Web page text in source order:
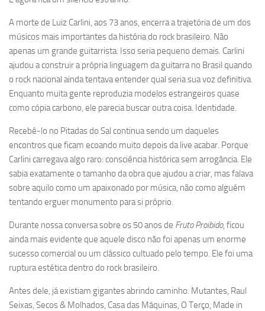
A morte de Luiz Carlini, aos 73 anos, encerra a trajetória de um dos
músicos mais importantes da história do rock brasileiro. Não
apenas um grande guitarrista. Isso seria pequeno demais. Carlini
ajudou a construir a própria linguagem da guitarra no Brasil quando
o rock nacional ainda tentava entender qual seria sua voz definitiva.
Enquanto muita gente reproduzia modelos estrangeiros quase
como cópia carbono, ele parecia buscar outra coisa. Identidade.
Recebê-lo no Pitadas do Sal continua sendo um daqueles
encontros que ficam ecoando muito depois da live acabar. Porque
Carlini carregava algo raro: consciência histórica sem arrogância. Ele
sabia exatamente o tamanho da obra que ajudou a criar, mas falava
sobre aquilo como um apaixonado por música, não como alguém
tentando erguer monumento para si próprio.
Durante nossa conversa sobre os 50 anos de Fruto Proibido, ficou
ainda mais evidente que aquele disco não foi apenas um enorme
sucesso comercial ou um clássico cultuado pelo tempo. Ele foi uma
ruptura estética dentro do rock brasileiro.
Antes dele, já existiam gigantes abrindo caminho. Mutantes, Raul
Seixas, Secos & Molhados, Casa das Máquinas, O Terço, Made in